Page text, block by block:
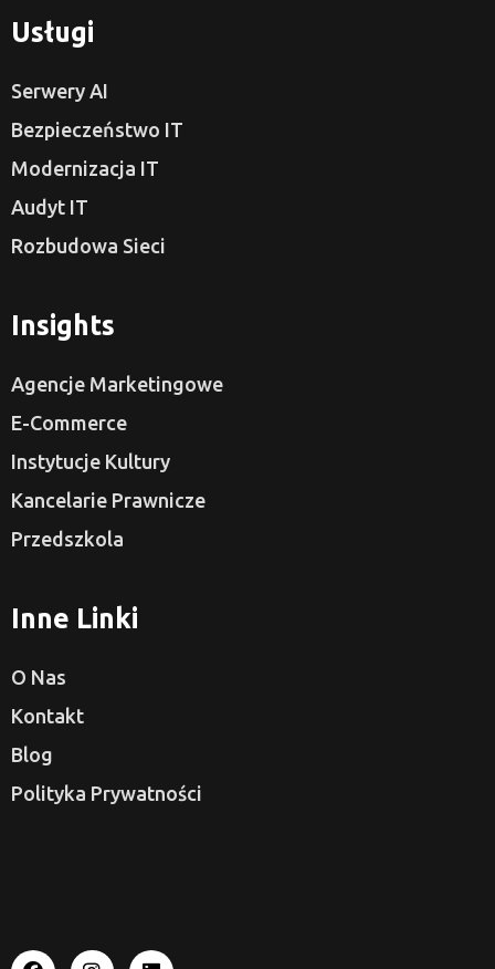
Usługi
Serwery AI
Bezpieczeństwo IT
Modernizacja IT
Audyt IT
Rozbudowa Sieci
Insights
Agencje Marketingowe
E-Commerce
Instytucje Kultury
Kancelarie Prawnicze
Przedszkola
Inne Linki
O Nas
Kontakt
Blog
Polityka Prywatności